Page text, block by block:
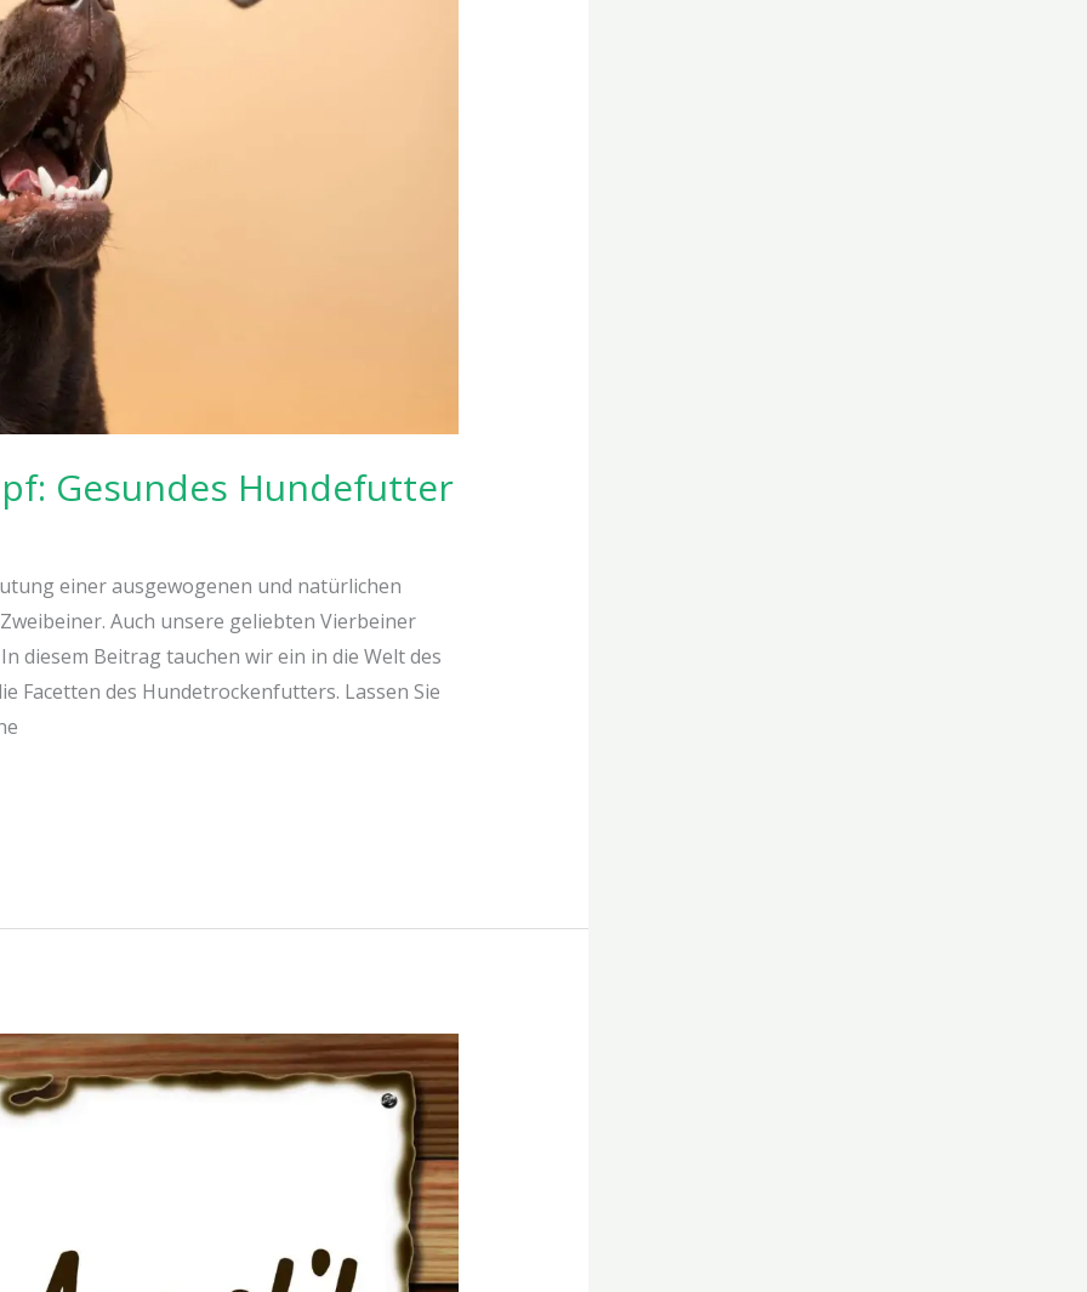
Gesundes Hundefutter
einer ausgewogenen und natürlichen
Auch unsere geliebten Vierbeiner
diesem Beitrag tauchen wir ein in die Welt des
Facetten des Hundetrockenfutters. Lassen Sie